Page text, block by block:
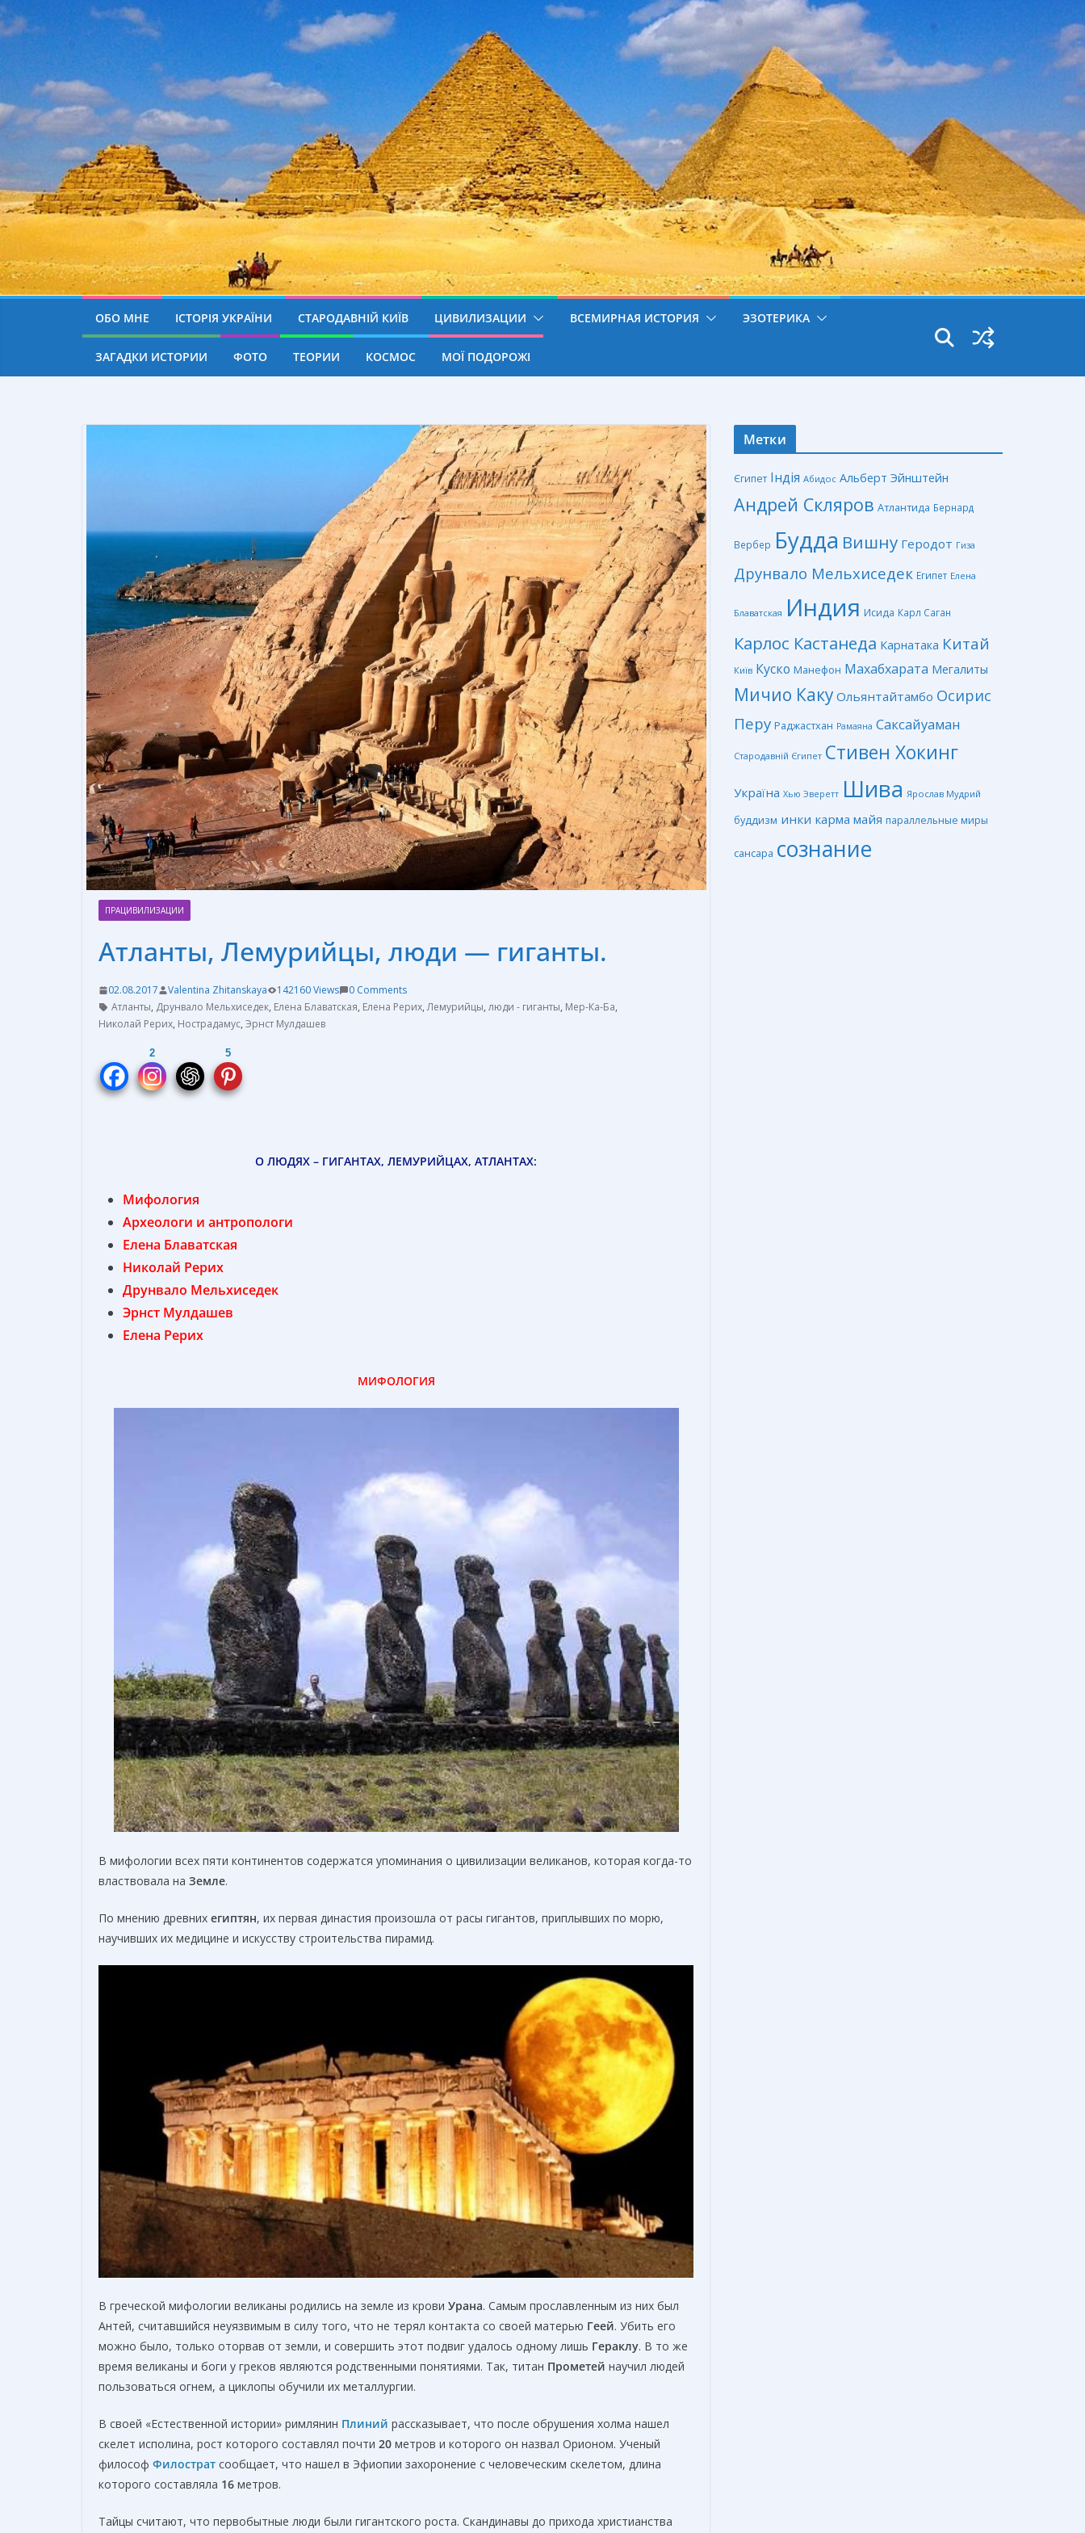
ОБО МНЕ ІСТОРІЯ УКРАЇНИ СТАРОДАВНІЙ КИЇВ ЦИВИЛИЗАЦИИ ВСЕМИРНАЯ ИСТОРИЯ ЭЗОТЕРИКА
ЗАГАДКИ ИСТОРИИ ФОТО ТЕОРИИ КОСМОС МОЇ ПОДОРОЖІ
ПРАЦИВИЛИЗАЦИИ
Атланты, Лемурийцы, люди — гиганты.
02.08.2017 Valentina Zhitanskaya 142160 Views
0 Comments
Атланты, Друнвало Мельхиседек, Елена Блаватская, Елена Рерих,Лемурийцы, люди - гиганты, Мер-Ка-Ба,
Николай Рерих, Нострадамус, Эрнст Мулдашев
2 5
О ЛЮДЯХ – ГИГАНТАХ, ЛЕМУРИЙЦАХ, АТЛАНТАХ:
Мифология
Археологи и антропологи
Елена Блаватская
Николай Рерих
Друнвало Мельхиседек
Эрнст Мулдашев
Елена Рерих
МИФОЛОГИЯ
В мифологии всех пяти континентов содержатся упоминания о цивилизации великанов, которая когда-то
властвовала на Земле.
По мнению древних египтян, их первая династия произошла от расы гигантов, приплывших по морю,
научивших их медицине и искусству строительства пирамид.
В греческой мифологии великаны родились на земле из крови Урана. Самым прославленным из них был
Антей, считавшийся неуязвимым в силу того, что не терял контакта со своей матерью Геей. Убить его
можно было, только оторвав от земли, и совершить этот подвиг удалось одному лишь Гераклу. В то же
время великаны и боги у греков являются родственными понятиями. Так, титан Прометей научил людей
пользоваться огнем, а циклопы обучили их металлургии.
В своей «Естественной истории» римлянин Плиний рассказывает, что после обрушения холма нашел
скелет исполина, рост которого составлял почти 20 метров и которого он назвал Орионом. Ученый
философ Филострат сообщает, что нашел в Эфиопии захоронение с человеческим скелетом, длина
которого составляла 16 метров.
Тайцы считают, что первобытные люди были гигантского роста. Скандинавы до прихода христианства
Метки
Єгипет Індія Абидос Альберт Эйнштейн
Андрей Скляров Атлантида Бернард
Вербер Будда Вишну Геродот Гиза
Друнвало Мельхиседек Египет Елена
Блаватская Индия Исида Карл Саган
Карлос Кастанеда Карнатака Китай
Київ Куско Манефон Махабхарата Мегалиты
Мичио Каку Ольянтайтамбо Осирис
Перу Раджастхан Рамаяна Саксайуаман
Стародавній Єгипет Стивен Хокинг
Україна Хью Эверетт Шива Ярослав Мудрий
буддизм инки карма майя параллельные миры
сансара сознание